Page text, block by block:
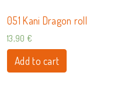
051 Kani Dragon roll
13,90 €
Add to cart